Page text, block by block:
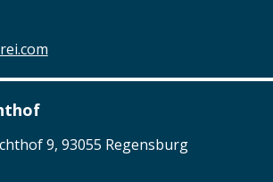
9, 93055 Regensburg